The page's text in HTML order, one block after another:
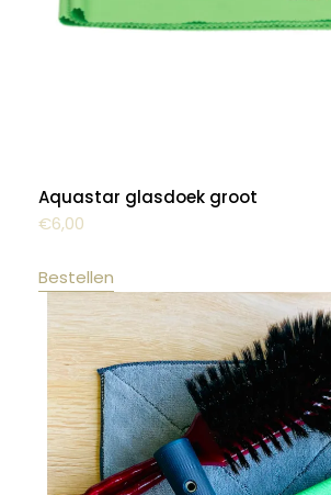
Aquastar glasdoek groot
€6,00
Bestellen